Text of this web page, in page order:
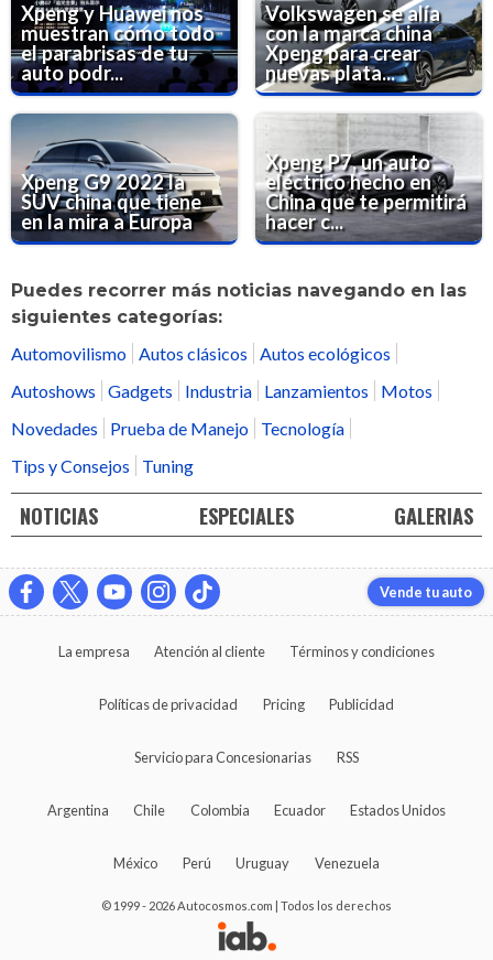
Xpeng y Huawei nos
muestran cómo todo
el parabrisas de tu
auto podr...
Volkswagen se alía
con la marca china
Xpeng para crear
nuevas plata...
Xpeng G9 2022 la
SUV china que tiene
en la mira a Europa
Xpeng P7, un auto
eléctrico hecho en
China que te permitirá
hacer c...
Puedes recorrer más noticias navegando en las
siguientes categorías:
Automovilismo Autos clásicos
Autos ecológicos
Autoshows
Gadgets Industria Lanzamientos
Motos
Novedades
Prueba de Manejo
Tecnología
Tips y Consejos
Tuning
NOTICIAS ESPECIALES GALERIAS
Vende tu auto
La empresa Atención al cliente Términos y condiciones
Políticas de privacidad Pricing Publicidad
Servicio para Concesionarias RSS
Argentina Chile Colombia Ecuador Estados Unidos
México Perú Uruguay Venezuela
© 1999 - 2026 Autocosmos.com | Todos los derechos